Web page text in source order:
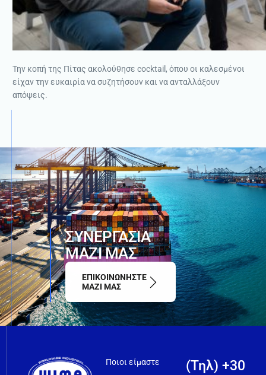
Την κοπή της Πίτας ακολούθησε cocktail, όπου οι καλεσμένοι
είχαν την ευκαιρία να συζητήσουν και να ανταλλάξουν
απόψεις.
ΣΥΝΕΡΓΑΣΙΑ
ΜΑΖΙ ΜΑΣ
ΕΠΙΚΟΙΝΩΝΗΣΤΕ
ΜΑΖΙ ΜΑΣ
Ποιοι είμαστε
(Τηλ) +30